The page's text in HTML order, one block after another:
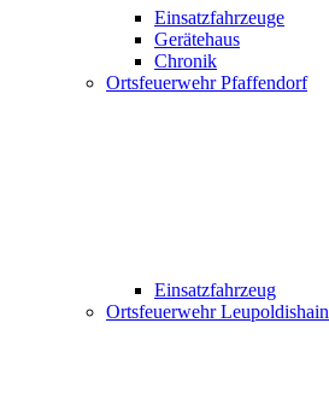
Einsatzfahrzeuge
Gerätehaus
Chronik
Ortsfeuerwehr Pfaffendorf
Einsatzfahrzeug
Ortsfeuerwehr Leupoldishain